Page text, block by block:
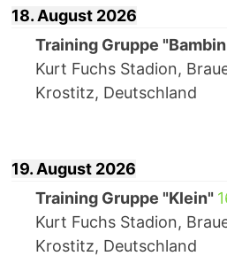
18. August 2026
Training Gruppe
Kurt Fuchs Stadion,
Krostitz, Deutschland
19. August 2026
Training Gruppe "Klein"
Kurt Fuchs Stadion,
Krostitz, Deutschland